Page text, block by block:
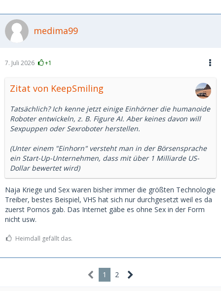
medima99
7. Juli 2026 +1
Zitat von KeepSmiling
Tatsächlich? Ich kenne jetzt einige Einhörner die humanoide
Roboter entwickeln, z. B. Figure AI. Aber keines davon will
Sexpuppen oder Sexroboter herstellen.
(Unter einem "Einhorn" versteht man in der Börsensprache
ein Start-Up-Unternehmen, dass mit über 1 Milliarde US-
Dollar bewertet wird)
Naja Kriege und Sex waren bisher immer die größten Technologie
Treiber, bestes Beispiel, VHS hat sich nur durchgesetzt weil es da
zuerst Pornos gab. Das Internet gäbe es ohne Sex in der Form
nicht usw.
Heimdall gefällt das.
1 2